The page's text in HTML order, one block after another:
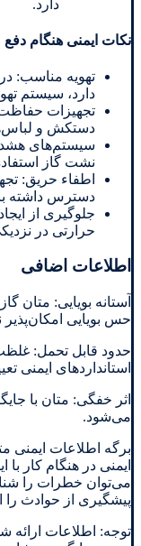
دارد.
نکات ایمنی هنگام دفع
تهویه مناسب:
دارد، سیستم
تجهیزات
دستکش و
سیستم‌های
نشت گاز
اطفاء حریق:
دسترس داشته
جلوگیری از
حرارتی در
اطلاعات اضافی
آستانه بویایی:
حس بویایی
حدود قابل تحمل:
استانداردهای ایمنی
اثر خفگی: متان با
می‌شود.
برگه اطلاعات ایمنی
ایمنی در هنگام کار
می‌توان خطرات را
پیشگیری از حوادث را
توجه: اطلاعات ارائه